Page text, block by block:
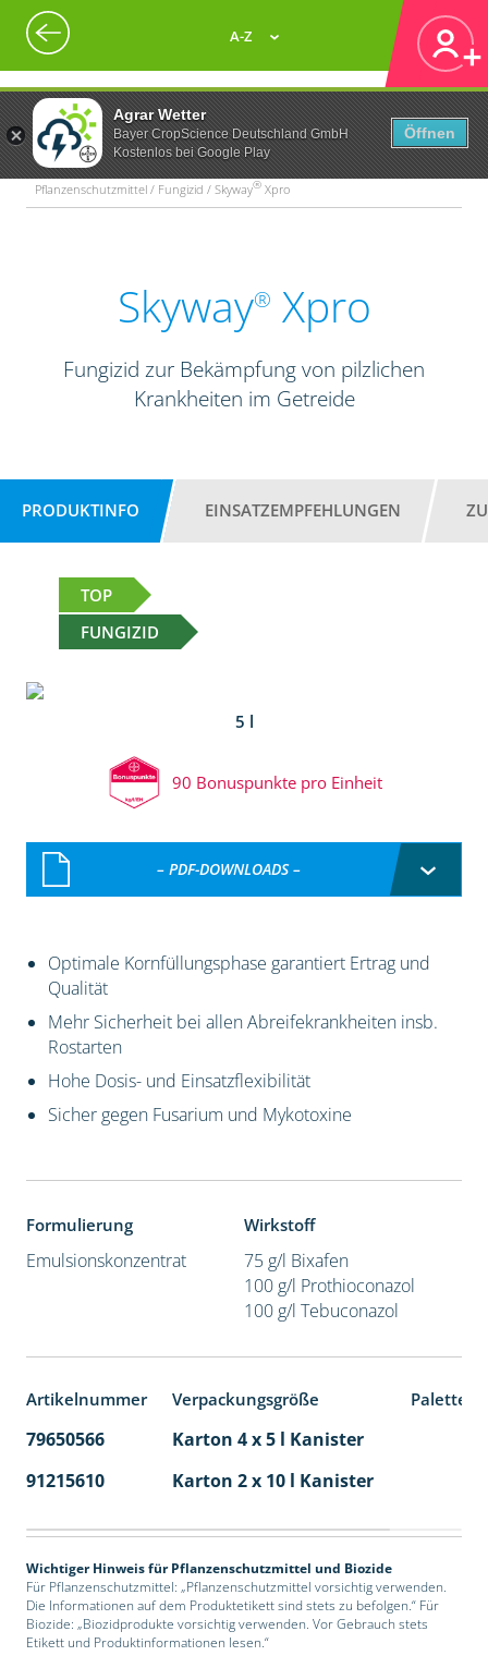
Agrar Wetter
Bayer CropScience Deutschland GmbH
Kostenlos bei Google Play
Öffnen
A-Z
Pflanzenschutzmittel / Fungizid / Skyway® Xpro
Skyway® Xpro
Fungizid zur Bekämpfung von pilzlichen
Krankheiten im Getreide
PRODUKTINFO EINSATZEMPFEHLUNGEN
TOP
FUNGIZID
5 l
90 Bonuspunkte pro Einheit
– PDF-DOWNLOADS –
Optimale Kornfüllungsphase garantiert Ertrag und
Qualität
Mehr Sicherheit bei allen Abreifekrankheiten insb.
Rostarten
Hohe Dosis- und Einsatzflexibilität
Sicher gegen Fusarium und Mykotoxine
Formulierung
Emulsionskonzentrat
Wirkstoff
75 g/l Bixafen
100 g/l Prothioconazol
100 g/l Tebuconazol
Artikelnummer Verpackungsgröße
79650566 Karton 4 x 5 l Kanister
91215610
Karton 2 x 10 l Kanister
Wichtiger Hinweis für Pflanzenschutzmittel und Biozide
Für Pflanzenschutzmittel: „Pflanzenschutzmittel vorsichtig verwenden.
Die Informationen auf dem Produktetikett sind stets zu befolgen.“ Für
Biozide: „Biozidprodukte vorsichtig verwenden. Vor Gebrauch stets
Etikett und Produktinformationen lesen.“